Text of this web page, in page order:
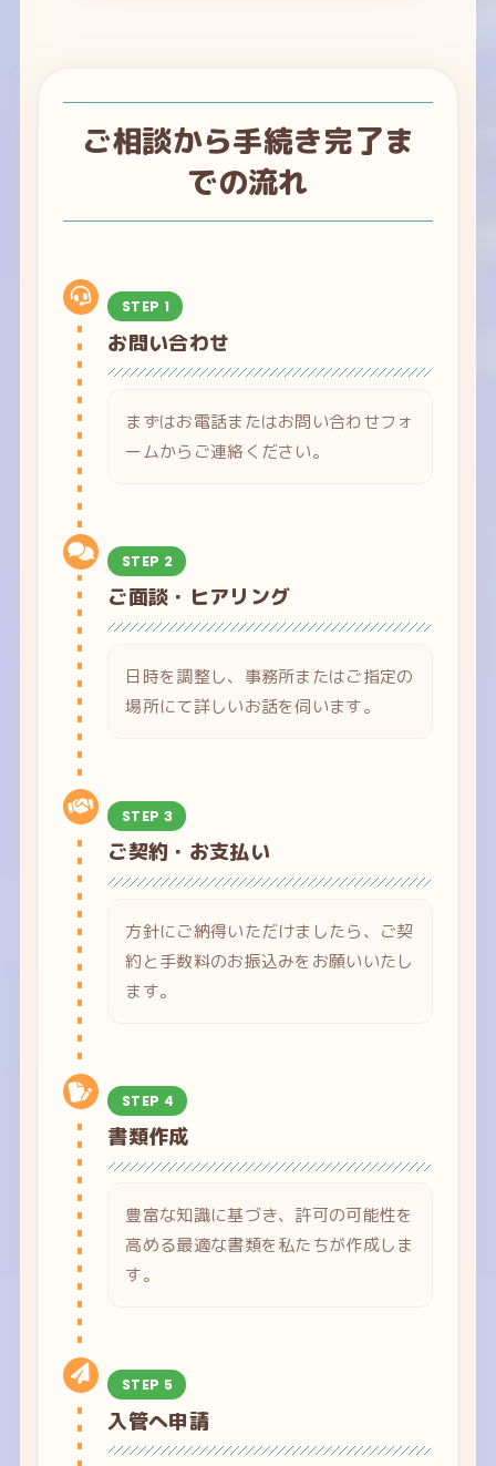
ご相談から手続き完了ま
での流れ
STEP 1
お問い合わせ
まずはお電話またはお問い合わせフォ
ームからご連絡ください。
STEP 2
ご面談・ヒアリング
日時を調整し、事務所またはご指定の
場所にて詳しいお話を伺います。
STEP 3
ご契約・お支払い
方針にご納得いただけましたら、ご契
約と手数料のお振込みをお願いいたし
ます。
STEP 4
書類作成
豊富な知識に基づき、許可の可能性を
高める最適な書類を私たちが作成しま
す。
STEP 5
入管へ申請